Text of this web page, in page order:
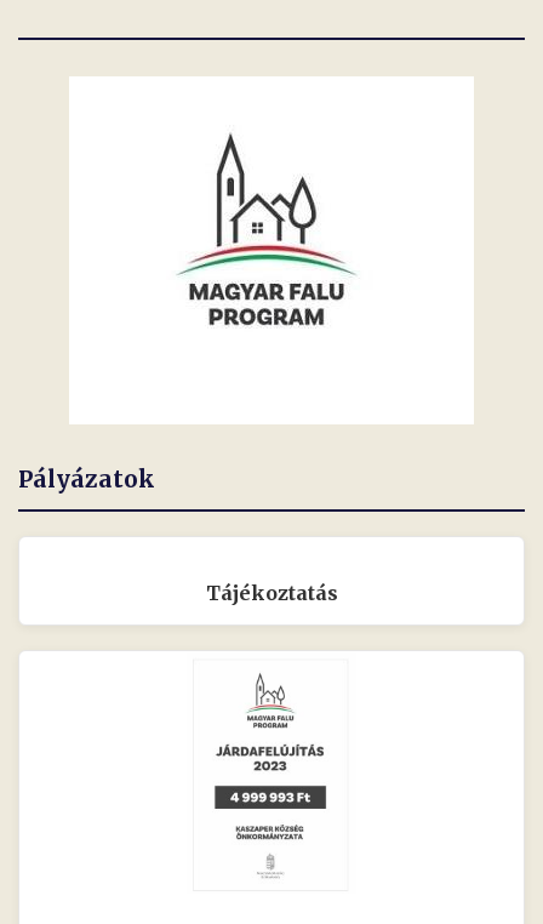
Pályázatok
Tájékoztatás